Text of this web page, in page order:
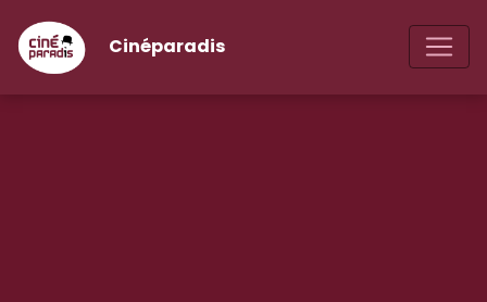
Cinéparadis